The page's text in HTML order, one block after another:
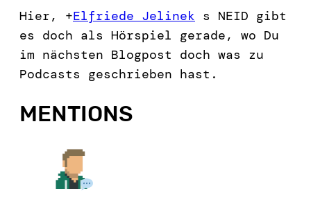
Hier, +Elfriede Jelinek s NEID gibt
es doch als Hörspiel gerade, wo Du
im nächsten Blogpost doch was zu
Podcasts geschrieben hast.
MENTIONS